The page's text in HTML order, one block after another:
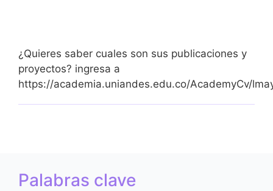
¿Quieres saber cuales son sus publicaciones y
proyectos? ingresa a
https://academia.uniandes.edu.co/AcademyCv/
Palabras clave